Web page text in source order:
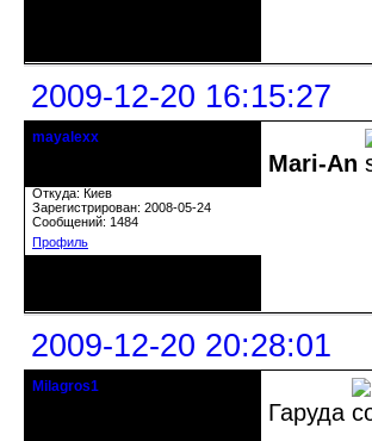
2009-12-20 16:15:27
mayalexx
Откуда: Киев
Зарегистрирован: 2008-05-24
Сообщений: 1484
Профиль
Mari-An
2009-12-20 20:28:01
Milagros1
Гаруда